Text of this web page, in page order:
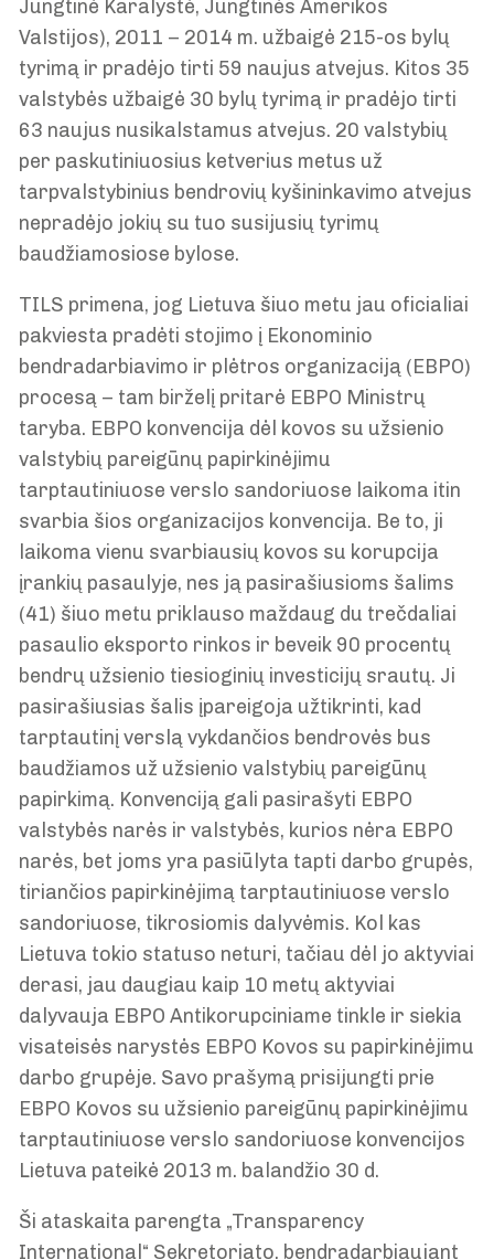
Jungtinė Karalystė, Jungtinės Amerikos
Valstijos), 2011 – 2014 m. užbaigė 215-os bylų
tyrimą ir pradėjo tirti 59 naujus atvejus. Kitos 35
valstybės užbaigė 30 bylų tyrimą ir pradėjo tirti
63 naujus nusikalstamus atvejus. 20 valstybių
per paskutiniuosius ketverius metus už
tarpvalstybinius bendrovių kyšininkavimo atvejus
nepradėjo jokių su tuo susijusių tyrimų
baudžiamosiose bylose.
TILS primena, jog Lietuva šiuo metu jau oficialiai
pakviesta pradėti stojimo į Ekonominio
bendradarbiavimo ir plėtros organizaciją (EBPO)
procesą – tam birželį pritarė EBPO Ministrų
taryba. EBPO konvencija dėl kovos su užsienio
valstybių pareigūnų papirkinėjimu
tarptautiniuose verslo sandoriuose laikoma itin
svarbia šios organizacijos konvencija. Be to, ji
laikoma vienu svarbiausių kovos su korupcija
įrankių pasaulyje, nes ją pasirašiusioms šalims
(41) šiuo metu priklauso maždaug du trečdaliai
pasaulio eksporto rinkos ir beveik 90 procentų
bendrų užsienio tiesioginių investicijų srautų. Ji
pasirašiusias šalis įpareigoja užtikrinti, kad
tarptautinį verslą vykdančios bendrovės bus
baudžiamos už užsienio valstybių pareigūnų
papirkimą. Konvenciją gali pasirašyti EBPO
valstybės narės ir valstybės, kurios nėra EBPO
narės, bet joms yra pasiūlyta tapti darbo grupės,
tiriančios papirkinėjimą tarptautiniuose verslo
sandoriuose, tikrosiomis dalyvėmis. Kol kas
Lietuva tokio statuso neturi, tačiau dėl jo aktyviai
derasi, jau daugiau kaip 10 metų aktyviai
dalyvauja EBPO Antikorupciniame tinkle ir siekia
visateisės narystės EBPO Kovos su papirkinėjimu
darbo grupėje. Savo prašymą prisijungti prie
EBPO Kovos su užsienio pareigūnų papirkinėjimu
tarptautiniuose verslo sandoriuose konvencijos
Lietuva pateikė 2013 m. balandžio 30 d.
Ši ataskaita parengta „Transparency
International“ Sekretoriato, bendradarbiaujant